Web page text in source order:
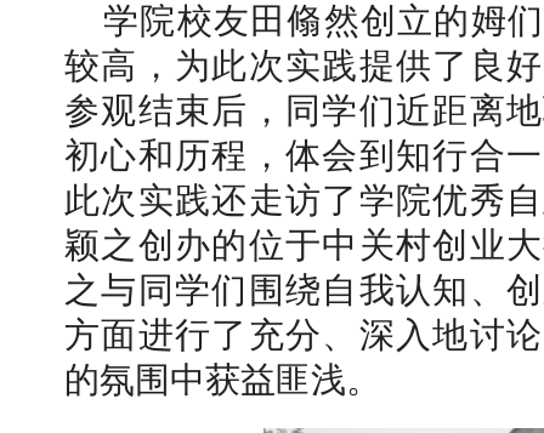
学院校友田翛然创立的姆
较高，为此次实践提供了良
参观结束后，同学们近距离
初心和历程，体会到知行合
此次实践还走访了学院优秀
颖之创办的位于中关村创业
之与同学们围绕自我认知、
方面进行了充分、深入地讨
的氛围中获益匪浅。